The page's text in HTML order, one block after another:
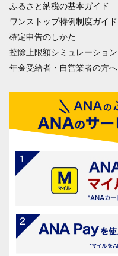
ふるさと納税の基本ガイド
ワンストップ特例制度ガイド
確定申告のしかた
控除上限額シミュレーション
年金受給者・自営業者の方へ